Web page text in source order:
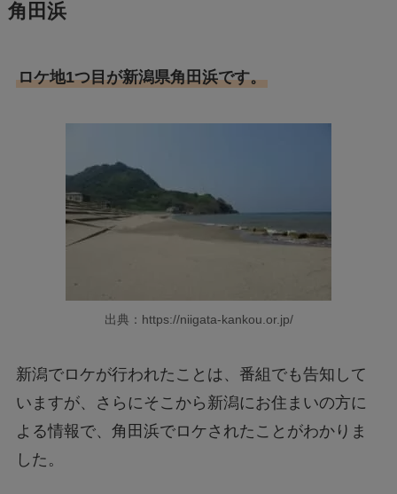
角田浜
ロケ地1つ目が新潟県角田浜です。
出典：https://niigata-kankou.or.jp/
新潟でロケが行われたことは、番組でも告知して
いますが、さらにそこから新潟にお住まいの方に
よる情報で、角田浜でロケされたことがわかりま
した。